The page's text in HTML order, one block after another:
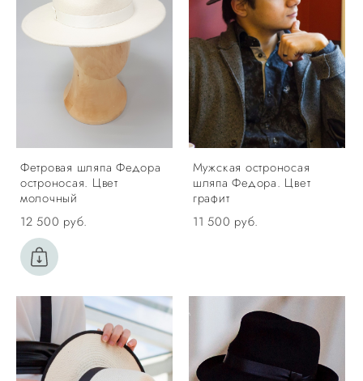
Фетровая шляпа Федора
остроносая. Цвет
молочный
12 500 pуб.
Мужская остроносая
шляпа Федора. Цвет
графит
11 500 pуб.